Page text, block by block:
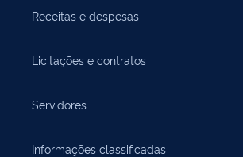
Receitas e despesas
Licitações e contratos
Servidores
Informações classificadas